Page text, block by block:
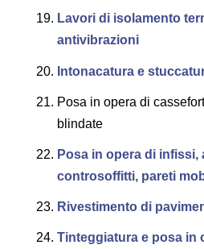
Lavori di isolamento
antivibrazioni
Intonacatura e
Posa in opera di
blindate
Posa in opera di infissi,
controsoffitti, pareti
Rivestimento di
Tinteggiatura e posa in